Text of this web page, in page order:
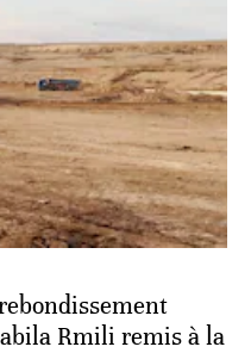
Rmili remis à la